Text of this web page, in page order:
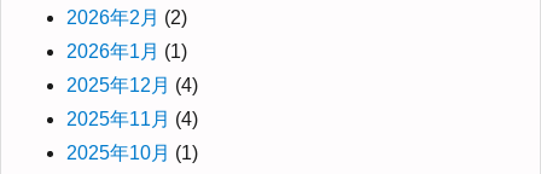
2026年2月 (2)
2026年1月 (1)
2025年12月 (4)
2025年11月 (4)
2025年10月 (1)